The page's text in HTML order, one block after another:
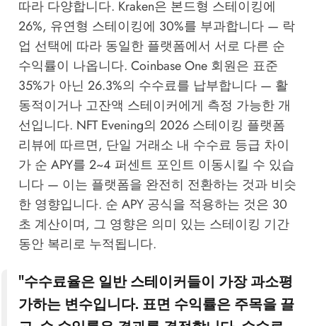
따라 다양합니다. Kraken은 본드형 스테이킹에
26%, 유연형 스테이킹에 30%를 부과합니다 — 락
업 선택에 따라 동일한 플랫폼에서 서로 다른 순
수익률이 나옵니다. Coinbase One 회원은 표준
35%가 아닌 26.3%의 수수료를 납부합니다 — 활
동적이거나 고잔액 스테이커에게 측정 가능한 개
선입니다. NFT Evening의 2026 스테이킹 플랫폼
리뷰에 따르면, 단일 거래소 내 수수료 등급 차이
가 순 APY를 2~4 퍼센트 포인트 이동시킬 수 있습
니다 — 이는 플랫폼을 완전히 전환하는 것과 비슷
한 영향입니다. 순 APY 공식을 적용하는 것은 30
초 계산이며, 그 영향은 의미 있는 스테이킹 기간
동안 복리로 누적됩니다.
"수수료율은 일반 스테이커들이 가장 과소평
가하는 변수입니다. 표면 수익률은 주목을 끌